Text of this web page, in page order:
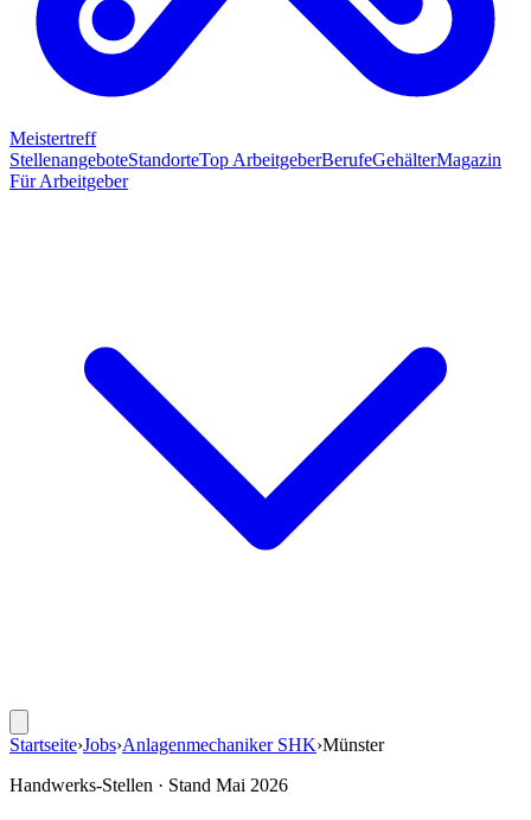
Meistertreff
StellenangeboteStandorteTop ArbeitgeberBerufeGehälterMagazin
Für Arbeitgeber
Startseite›Jobs›Anlagenmechaniker SHK›Münster
Handwerks-Stellen · Stand Mai 2026